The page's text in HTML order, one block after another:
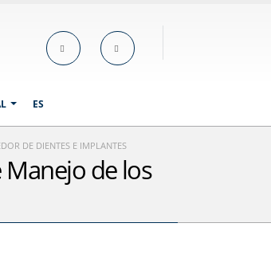
ES
DE DIENTES E IMPLANTES
de los